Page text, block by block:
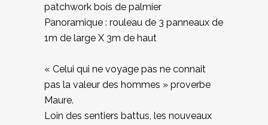
patchwork bois de palmier
Panoramique : rouleau de 3 panneaux de
1m de large X 3m de haut
« Celui qui ne voyage pas ne connait
pas la valeur des hommes » proverbe
Maure.
Loin des sentiers battus, les nouveaux